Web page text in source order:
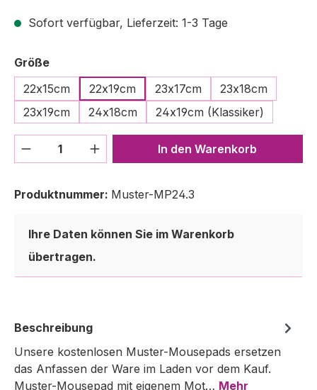
Sofort verfügbar, Lieferzeit: 1-3 Tage
Größeauswählen
22x15cm
22x19cm 23x17cm
23x18cm
23x19cm
24x18cm 24x19cm (Klassiker)
Produkt Anzahl: Gib denIn den Warenkorb
Produktnummer: Muster-MP24.3
Ihre Daten können Sie im Warenkorb
übertragen.
Beschreibung
Unsere kostenlosen Muster-Mousepads ersetzen
das Anfassen der Ware im Laden vor dem Kauf.
Muster-Mousepad mit eigenem Mot… Mehr